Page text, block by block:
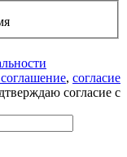
соглашение, согласие
согласие с